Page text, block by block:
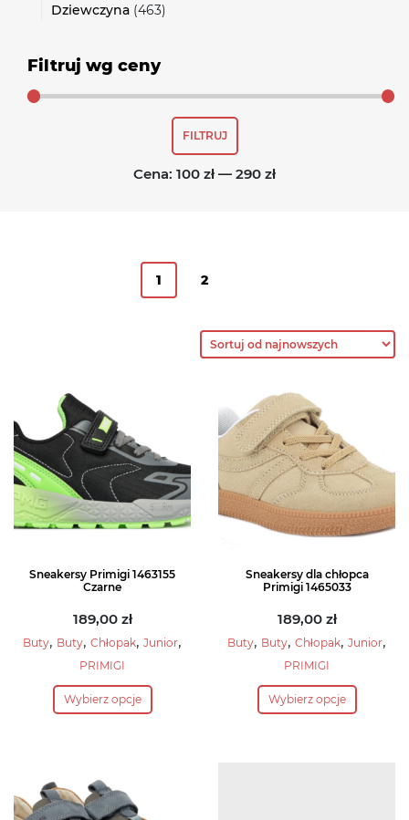
Dziewczyna (463)
Filtruj wg ceny
Cena
min
Cena
max
FILTRUJ
Cena: 100 zł — 290 zł
1 2
Sneakersy Primigi 1463155
Czarne
189,00 zł
Buty, Buty, Chłopak, Junior,
PRIMIGI
Wybierz opcje
Ten
produkt
wariantów.
Opcje
Sneakersy dla chłopca
Primigi 1465033
189,00 zł
Buty, Buty, Chłopak, Junior,
PRIMIGI
Wybierz opcje
Ten
produkt